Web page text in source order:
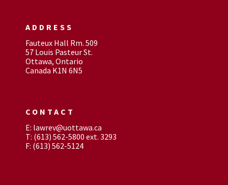
ADDRESS
Fauteux Hall Rm. 509
57 Louis Pasteur St.
Ottawa, Ontario
Canada K1N 6N5
CONTACT
E: lawrev@uottawa.ca
T: (613) 562-5800 ext. 3293
F: (613) 562-5124